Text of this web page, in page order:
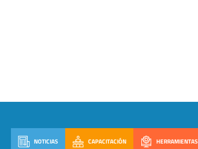
NOTICIAS CAPACITACIÓN HERRAMIENTAS